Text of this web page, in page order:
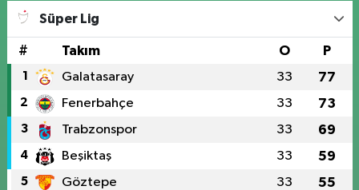
Süper Lig
# Takım O P
1 Galatasaray 33 77
2 Fenerbahçe 33 73
3 Trabzonspor 33 69
4 Beşiktaş 33 59
5 Göztepe 33 55